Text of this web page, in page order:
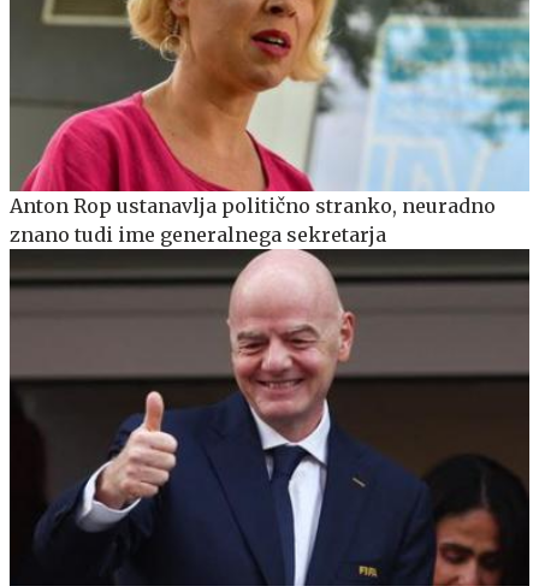
Anton Rop ustanavlja politično stranko, neuradno
znano tudi ime generalnega sekretarja